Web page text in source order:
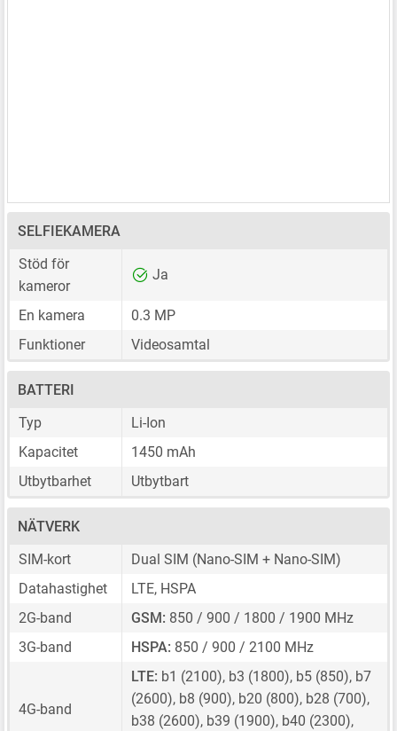
SELFIEKAMERA
Stöd för
kameror
Ja
En kamera
0.3 MP
Funktioner
Videosamtal
BATTERI
Typ
Li-Ion
Kapacitet
1450 mAh
Utbytbarhet
Utbytbart
NÄTVERK
SIM-kort
Dual SIM (Nano-SIM + Nano-SIM)
Datahastighet
LTE, HSPA
2G-band
GSM: 850 / 900 / 1800 / 1900 MHz
3G-band
HSPA: 850 / 900 / 2100 MHz
4G-band
LTE: b1 (2100), b3 (1800), b5 (850), b7
(2600), b8 (900), b20 (800), b28 (700),
b38 (2600), b39 (1900), b40 (2300),